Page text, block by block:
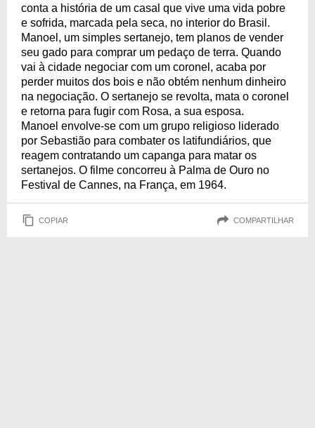
conta a história de um casal que vive uma vida pobre
e sofrida, marcada pela seca, no interior do Brasil.
Manoel, um simples sertanejo, tem planos de vender
seu gado para comprar um pedaço de terra. Quando
vai à cidade negociar com um coronel, acaba por
perder muitos dos bois e não obtém nenhum dinheiro
na negociação. O sertanejo se revolta, mata o coronel
e retorna para fugir com Rosa, a sua esposa.
Manoel envolve-se com um grupo religioso liderado
por Sebastião para combater os latifundiários, que
reagem contratando um capanga para matar os
sertanejos. O filme concorreu à Palma de Ouro no
Festival de Cannes, na França, em 1964.
COPIAR COMPARTILHAR